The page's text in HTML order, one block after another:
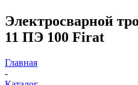
Электросварной
11 ПЭ 100 Firat
Главная
-